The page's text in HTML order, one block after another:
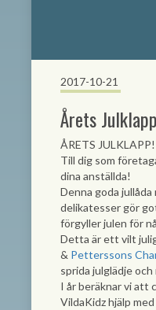
2017-10-21
Årets Julklapp
ÅRETS JULKLAPP!
Till dig som
dina anställda!
Denna goda
delikatesser gör
förgyller julen för
Detta är ett vilt
& Petterssons
sprida julglädje och
I år beräknar vi att
VildaKidz hjälp